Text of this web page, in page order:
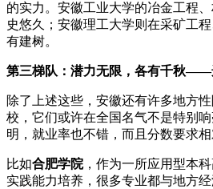
的实力。安徽工业大学的冶金工程
史悠久；安徽理工大学则在采矿工
有建树。
第三梯队：潜力无限，各有千秋——
除了上述这些，安徽还有许多地方
校，它们或许在全国名气不是特别
明，就业率也不错，而且分数要求
比如合肥学院，作为一所应用型本
实践能力培养，很多专业都与地方